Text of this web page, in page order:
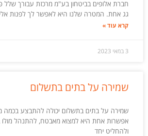
חברת אלופים בביטחון בע"מ מרכזת עבורך שלל
גג אחת. המטרה שלנו היא לאפשר לך לפנות
קרא עוד »
3 במאי 2023
שמירה על בתים בתשלום
שמירה על בתים בתשלום יכולה להתבצע בכמה
אפשרות אחת היא למצוא מאבטח, להתנהל מולו
ולהחליט יחד